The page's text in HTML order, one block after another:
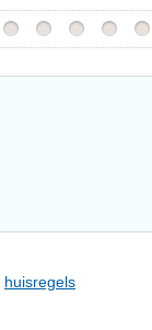
huisregels